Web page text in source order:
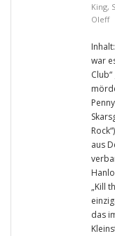
King,
Oleff
war
aus
„Kill
das